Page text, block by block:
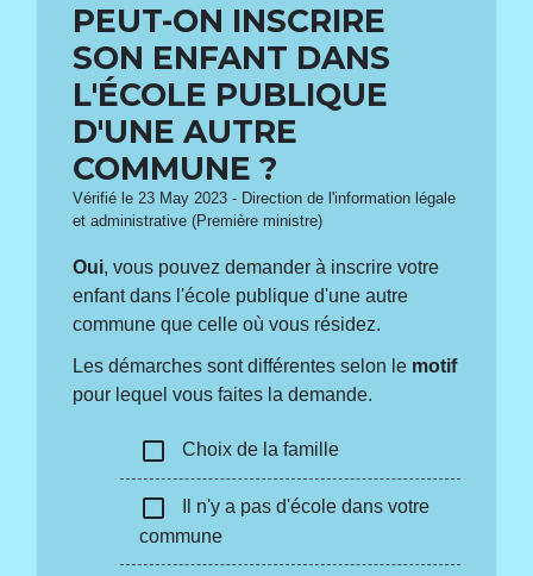
PEUT-ON INSCRIRE
SON ENFANT DANS
L'ÉCOLE PUBLIQUE
D'UNE AUTRE
COMMUNE ?
Vérifié le 23 May 2023 - Direction de l'information légale
et administrative (Première ministre)
Oui, vous pouvez demander à inscrire votre
enfant dans l'école publique d'une autre
commune que celle où vous résidez.
Les démarches sont différentes selon le motif
pour lequel vous faites la demande.
check_box_outline_blank Choix de la famille
check_box_outline_blank
Il n'y a pas d'école dans votre
commune